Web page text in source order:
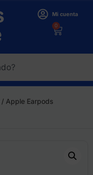
Mi cuenta
0
/ Apple Earpods